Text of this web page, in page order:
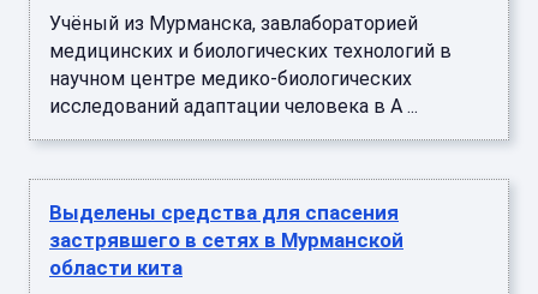
Учёный из Мурманска, завлабораторией
медицинских и биологических технологий в
научном центре медико-биологических
исследований адаптации человека в А ...
Выделены средства для спасения
застрявшего в сетях в Мурманской
области кита